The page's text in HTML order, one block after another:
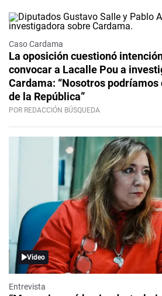
Caso Cardama
La oposición cuestionó
convocar a Lacalle Pou a
Cardama: “Nosotros
de la República”
POR REDACCIÓN BÚSQUEDA
Video
Entrevista